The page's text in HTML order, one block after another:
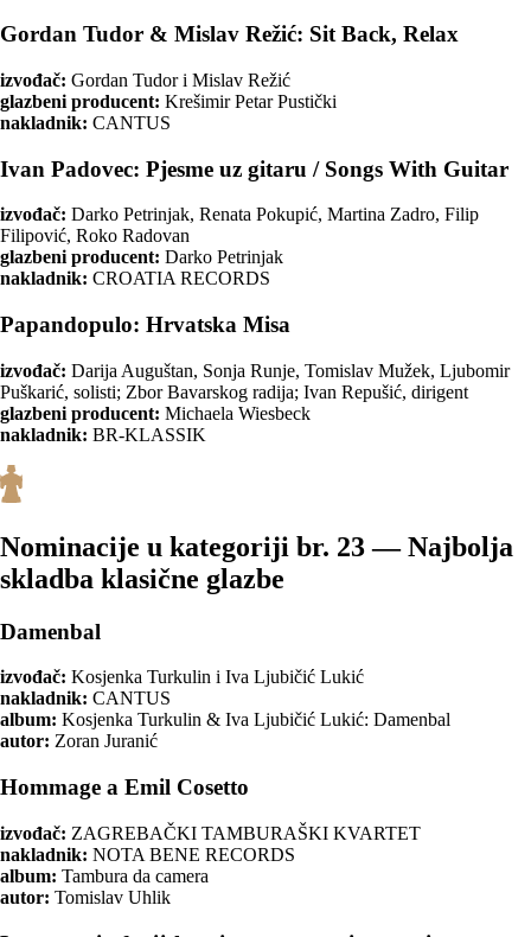
Gordan Tudor & Mislav Režić: Sit Back, Relax
izvođač: Gordan Tudor i Mislav Režić
glazbeni producent: Krešimir Petar Pustički
nakladnik: CANTUS
Ivan Padovec: Pjesme uz gitaru / Songs With Guitar
izvođač: Darko Petrinjak, Renata Pokupić, Martina Zadro, Filip
Filipović, Roko Radovan
glazbeni producent: Darko Petrinjak
nakladnik: CROATIA RECORDS
Papandopulo: Hrvatska Misa
izvođač: Darija Auguštan, Sonja Runje, Tomislav Mužek, Ljubomir
Puškarić, solisti; Zbor Bavarskog radija; Ivan Repušić, dirigent
glazbeni producent: Michaela Wiesbeck
nakladnik: BR-KLASSIK
Nominacije u kategoriji br. 23 — Najbolja
skladba klasične glazbe
Damenbal
izvođač: Kosjenka Turkulin i Iva Ljubičić Lukić
nakladnik: CANTUS
album: Kosjenka Turkulin & Iva Ljubičić Lukić: Damenbal
autor: Zoran Juranić
Hommage a Emil Cosetto
izvođač: ZAGREBAČKI TAMBURAŠKI KVARTET
nakladnik: NOTA BENE RECORDS
album: Tambura da camera
autor: Tomislav Uhlik